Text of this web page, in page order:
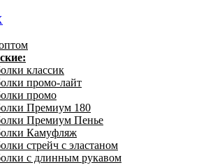
классик
промо-лайт
промо
Премиум 180
Премиум Пенье
Камуфляж
стрейч с эластаном
с длинным рукавом